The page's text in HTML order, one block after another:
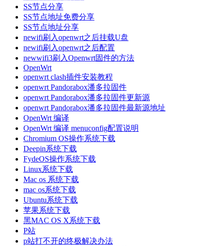
SS节点分享
SS节点地址免费分享
SS节点地址分享
newifi刷入openwrt之后挂载U盘
newifi刷入openwrt之后配置
newwifi3刷入Openwrt固件的方法
OpenWrt
openwrt clash插件安装教程
openwrt Pandorabox潘多拉固件
openwrt Pandorabox潘多拉固件更新源
openwrt Pandorabox潘多拉固件最新源地址
OpenWrt 编译
OpenWrt 编译 menuconfig配置说明
Chromium OS操作系统下载
Deepin系统下载
FydeOS操作系统下载
Linux系统下载
Mac os 系统下载
mac os系统下载
Ubuntu系统下载
苹果系统下载
黑MAC OS X系统下载
P站
p站打不开的终极解决办法